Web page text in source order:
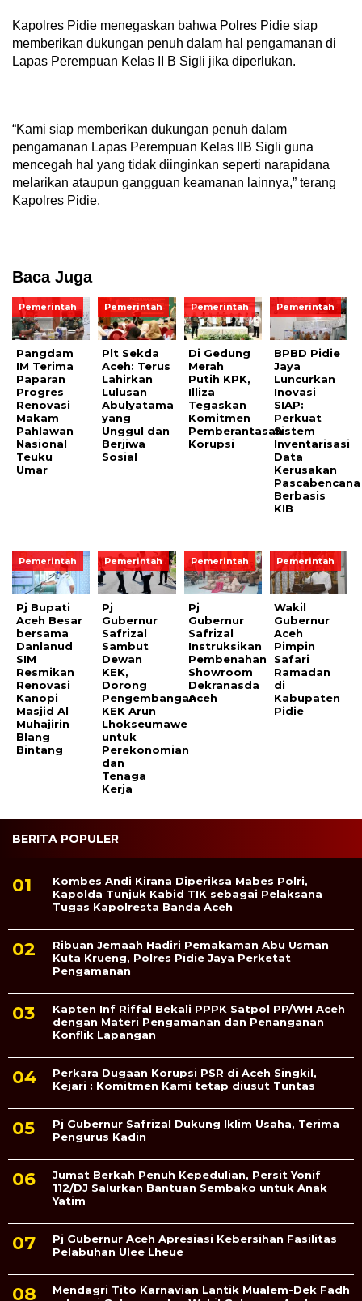
Kapolres Pidie menegaskan bahwa Polres Pidie siap
memberikan dukungan penuh dalam hal pengamanan di
Lapas Perempuan Kelas II B Sigli jika diperlukan.
“Kami siap memberikan dukungan penuh dalam
pengamanan Lapas Perempuan Kelas IIB Sigli guna
mencegah hal yang tidak diinginkan seperti narapidana
melarikan ataupun gangguan keamanan lainnya,” terang
Kapolres Pidie.
Baca Juga
Pemerintah
Pangdam
IM Terima
Paparan
Progres
Renovasi
Makam
Pahlawan
Nasional
Teuku
Umar
Pemerintah
Plt Sekda
Aceh: Terus
Lahirkan
Lulusan
Abulyatama
yang
Unggul dan
Berjiwa
Sosial
Pemerintah
Di Gedung
Merah
Putih KPK,
Illiza
Tegaskan
Komitmen
Pemberantasan
Korupsi
Pemerintah
BPBD Pidie
Jaya
Luncurkan
Inovasi
SIAP:
Perkuat
Sistem
Inventarisasi
Data
Kerusakan
Pascabencana
Berbasis
KIB
Pemerintah
Pj Bupati
Aceh Besar
bersama
Danlanud
SIM
Resmikan
Renovasi
Kanopi
Masjid Al
Muhajirin
Blang
Bintang
Pemerintah
Pj
Gubernur
Safrizal
Sambut
Dewan
KEK,
Dorong
Pengembangan
KEK Arun
Lhokseumawe
untuk
Perekonomian
dan
Tenaga
Kerja
Pemerintah
Pj
Gubernur
Safrizal
Instruksikan
Pembenahan
Showroom
Dekranasda
Aceh
Pemerintah
Wakil
Gubernur
Aceh
Pimpin
Safari
Ramadan
di
Kabupaten
Pidie
BERITA POPULER
Kombes Andi Kirana Diperiksa Mabes Polri,
Kapolda Tunjuk Kabid TIK sebagai Pelaksana
Tugas Kapolresta Banda Aceh
Ribuan Jemaah Hadiri Pemakaman Abu Usman
Kuta Krueng, Polres Pidie Jaya Perketat
Pengamanan
Kapten Inf Riffal Bekali PPPK Satpol PP/WH Aceh
dengan Materi Pengamanan dan Penanganan
Konflik Lapangan
Perkara Dugaan Korupsi PSR di Aceh Singkil,
Kejari : Komitmen Kami tetap diusut Tuntas
Pj Gubernur Safrizal Dukung Iklim Usaha, Terima
Pengurus Kadin
Jumat Berkah Penuh Kepedulian, Persit Yonif
112/DJ Salurkan Bantuan Sembako untuk Anak
Yatim
Pj Gubernur Aceh Apresiasi Kebersihan Fasilitas
Pelabuhan Ulee Lheue
Mendagri Tito Karnavian Lantik Mualem-Dek Fadh